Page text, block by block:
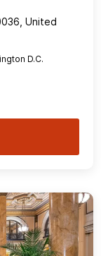
United
D.C.